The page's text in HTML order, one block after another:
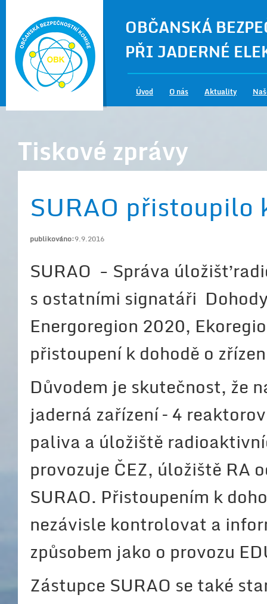
OBČANSKÁ
PŘI JADERNÉ
Úvod O nás Aktuality
Tiskové zprávy
SURAO přistoupilo
publikováno:9.9.2016
SURAO - Správa úložišť
s ostatními signatáři
Energoregion 2020,
přistoupení k dohodě o
Důvodem je skutečnost, že
jaderná zařízení – 4
paliva a úložiště
provozuje ČEZ, úložiště RA
SURAO. Přistoupením k
nezávisle kontrolovat a
způsobem jako o provozu
Zástupce SURAO se také